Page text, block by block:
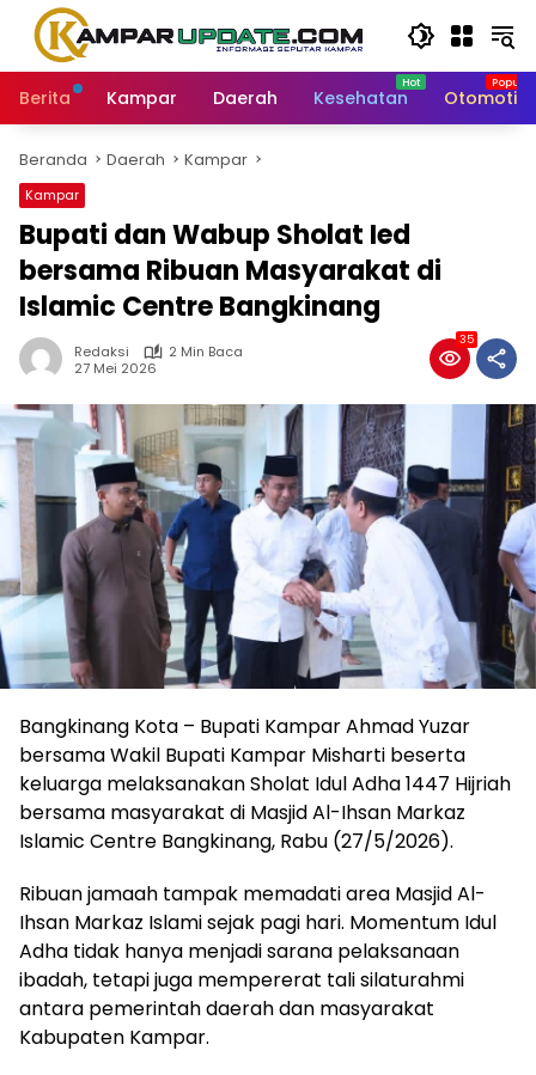
Langsung
konten
Berita
Kampar Daerah Kesehatan Otomotif
Beranda Daerah Kampar
Kampar
Bupati dan Wabup Sholat Ied
bersama Ribuan Masyarakat di
Islamic Centre Bangkinang
Redaksi
2 Min Baca
27 Mei 2026
35
Bangkinang Kota – Bupati Kampar Ahmad Yuzar
bersama Wakil Bupati Kampar Misharti beserta
keluarga melaksanakan Sholat Idul Adha 1447 Hijriah
bersama masyarakat di Masjid Al-Ihsan Markaz
Islamic Centre Bangkinang, Rabu (27/5/2026).
Ribuan jamaah tampak memadati area Masjid Al-
Ihsan Markaz Islami sejak pagi hari. Momentum Idul
Adha tidak hanya menjadi sarana pelaksanaan
ibadah, tetapi juga mempererat tali silaturahmi
antara pemerintah daerah dan masyarakat
Kabupaten Kampar.